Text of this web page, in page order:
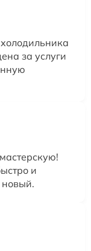
за услуги
и
новый.